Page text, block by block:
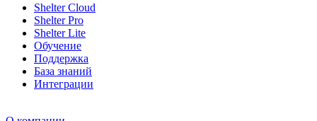
Shelter Cloud
Shelter Pro
Shelter Lite
Обучение
Поддержка
База знаний
Интеграции